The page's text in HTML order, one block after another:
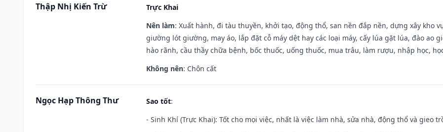
Thập Nhị Kiến Trừ
Trực Khai
Nên làm: Xuất hành, đi tàu thuyền, khởi tạo, động thổ, san nền đắp nền, dựng xây kho
giường lót giường, may áo, lắp đặt cỗ máy dệt hay các loại máy, cấy lúa gặt lúa, đào ao
hào rãnh, cầu thầy chữa bệnh, bốc thuốc, uống thuốc, mua trâu, làm rượu, nhập học,
Không nên: Chôn cất
Ngọc Hạp Thông Thư Sao tốt:
- Sinh Khí (Trực Khai): Tốt cho mọi việc, nhất là việc làm nhà, sửa nhà, động thổ và gieo